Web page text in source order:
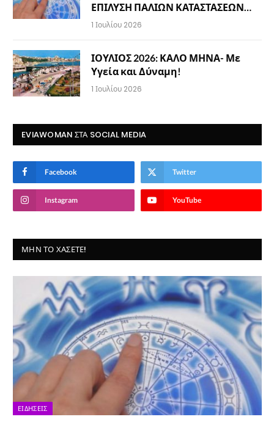
ΕΠΙΛΥΣΗ ΠΑΛΙΩΝ ΚΑΤΑΣΤΑΣΕΩΝ…
1 Ιουλίου 2026
ΙΟΥΛΙΟΣ 2026: ΚΑΛΟ ΜΗΝΑ- Με
Υγεία και Δύναμη!
1 Ιουλίου 2026
EVIAWOMAN ΣΤΑ SOCIAL MEDIA
Facebook Twitter
Instagram YouTube
ΜΗΝ ΤΟ ΧΆΣΕΤΕ!
ΕΙΔΉΣΕΙΣ